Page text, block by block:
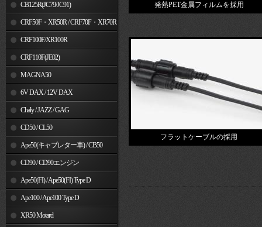
MSX125CB125R(JC79/JC91)
CRF50F・XR50R / CRF70F・XR70R
CRF100F/XR100R
CRF110F(JE02)
MAGNA50
6V DAX / 12V DAX
Chaly / JAZZ / GAG
CD50 / CL50
Ape50(キャブレター車) / CB50
CD90 / CD90エンジン
Ape50(FI) / Ape50(FI) Type D
Ape100 / Ape100 Type D
XR50 Motard
発熱PET金属フィルムを採用
フラットケーブルの採用